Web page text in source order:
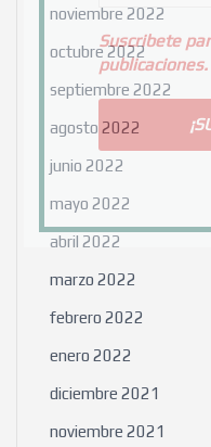
noviembre 2022
octubre 2022
septiembre 2022
agosto 2022
junio 2022
mayo 2022
abril 2022
marzo 2022
febrero 2022
enero 2022
diciembre 2021
noviembre 2021
Suscribete
publicaciones.